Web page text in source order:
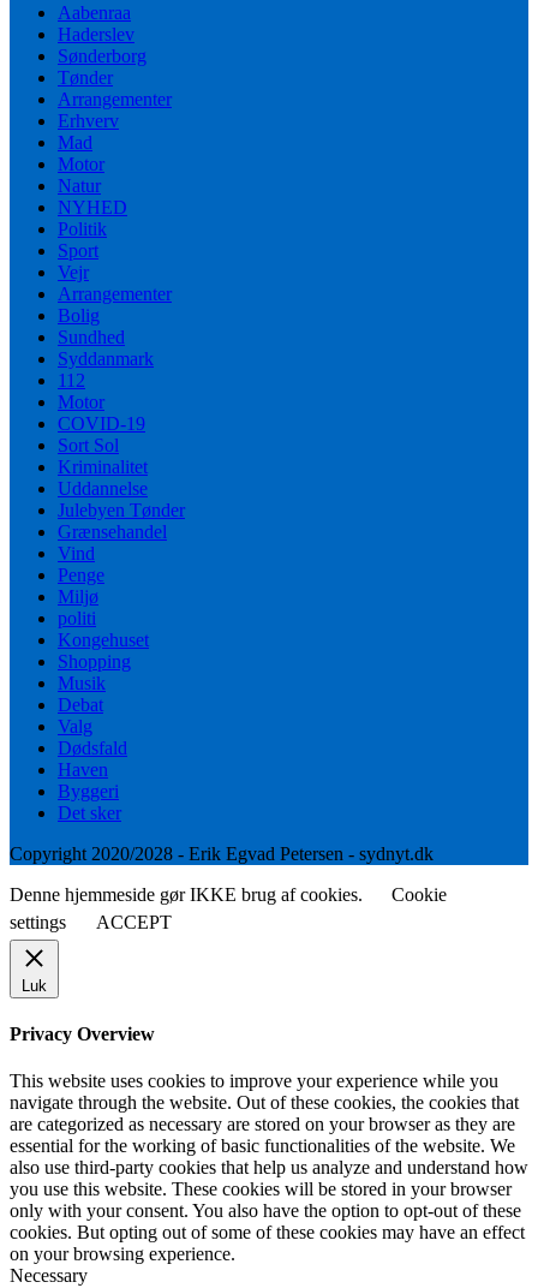
Aabenraa
Haderslev
Sønderborg
Tønder
Arrangementer
Erhverv
Mad
Motor
Natur
NYHED
Politik
Sport
Vejr
Arrangementer
Bolig
Sundhed
Syddanmark
112
Motor
COVID-19
Sort Sol
Kriminalitet
Uddannelse
Julebyen Tønder
Grænsehandel
Vind
Penge
Miljø
politi
Kongehuset
Shopping
Musik
Debat
Valg
Dødsfald
Haven
Byggeri
Det sker
Copyright 2020/2028 - Erik Egvad Petersen - sydnyt.dk
Denne hjemmeside gør IKKE brug af cookies.
Cookie
settings
ACCEPT
Luk
Privacy Overview
This website uses cookies to improve your experience while you
navigate through the website. Out of these cookies, the cookies that
are categorized as necessary are stored on your browser as they are
essential for the working of basic functionalities of the website. We
also use third-party cookies that help us analyze and understand how
you use this website. These cookies will be stored in your browser
only with your consent. You also have the option to opt-out of these
cookies. But opting out of some of these cookies may have an effect
on your browsing experience.
Necessary